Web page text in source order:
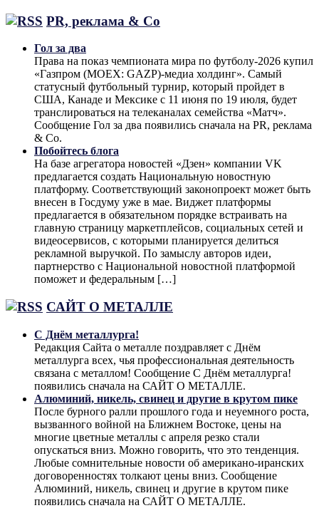
PR, реклама & Co
Гол за два
Права на показ чемпионата мира по футболу-2026 купил
«Газпром (MOEX: GAZP)-медиа холдинг». Самый
статусный футбольный турнир, который пройдет в
США, Канаде и Мексике с 11 июня по 19 июля, будет
транслироваться на телеканалах семейства «Матч».
Сообщение Гол за два появились сначала на PR, реклама
& Co.
Побойтесь блога
На базе агрегатора новостей «Дзен» компании VK
предлагается создать Национальную новостную
платформу. Соответствующий законопроект может быть
внесен в Госдуму уже в мае. Виджет платформы
предлагается в обязательном порядке встраивать на
главную страницу маркетплейсов, социальных сетей и
видеосервисов, с которыми планируется делиться
рекламной выручкой. По замыслу авторов идеи,
партнерство с Национальной новостной платформой
поможет и федеральным […]
САЙТ О МЕТАЛЛЕ
С Днём металлурга!
Редакция Сайта о металле поздравляет с Днём
металлурга всех, чья профессиональная деятельность
связана с металлом! Сообщение С Днём металлурга!
появились сначала на САЙТ О МЕТАЛЛЕ.
Алюминий, никель, свинец и другие в крутом пике
После бурного ралли прошлого года и неуемного роста,
вызванного войной на Ближнем Востоке, цены на
многие цветные металлы с апреля резко стали
опускаться вниз. Можно говорить, что это тенденция.
Любые сомнительные новости об американо-иранских
договоренностях толкают цены вниз. Сообщение
Алюминий, никель, свинец и другие в крутом пике
появились сначала на САЙТ О МЕТАЛЛЕ.